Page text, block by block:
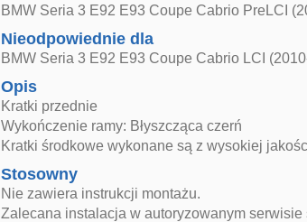
BMW Seria 3 E92 E93 Coupe Cabrio PreLCI
Nieodpowiednie dla
BMW Seria 3 E92 E93 Coupe Cabrio LCI
Opis
Kratki przednie
Wykończenie ramy: Błyszcząca czerń
Kratki środkowe wykonane są z wysokiej
Stosowny
Nie zawiera instrukcji montażu.
Zalecana instalacja w autoryzowanym serwisie